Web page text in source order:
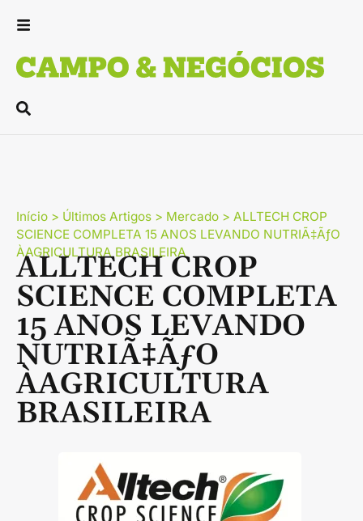
Início > Últimos Artigos > Mercado > ALLTECH CROP
SCIENCE COMPLETA 15 ANOS LEVANDO NUTRIÃ‡ÃƒO
ÀAGRICULTURA BRASILEIRA
ALLTECH CROP
SCIENCE COMPLETA
15 ANOS LEVANDO
NUTRIÃ‡ÃƒO
ÀAGRICULTURA
BRASILEIRA